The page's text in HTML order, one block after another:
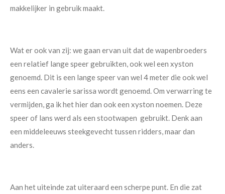
makkelijker in gebruik maakt.
Wat er ook van zij: we gaan ervan uit dat de wapenbroeders
een relatief lange speer gebruikten, ook wel een xyston
genoemd. Dit is een lange speer van wel 4 meter die ook wel
eens een cavalerie sarissa wordt genoemd. Om verwarring te
vermijden, ga ik het hier dan ook een xyston noemen. Deze
speer of lans werd als een stootwapen gebruikt. Denk aan
een middeleeuws steekgevecht tussen ridders, maar dan
anders.
Aan het uiteinde zat uiteraard een scherpe punt. En die zat